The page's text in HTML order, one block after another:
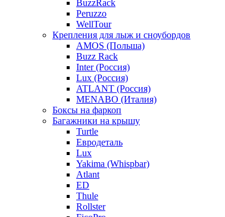
BuzzRack
Peruzzo
WellTour
Крепления для лыж и сноубордов
AMOS (Польша)
Buzz Rack
Inter (Россия)
Lux (Россия)
ATLANT (Россия)
MENABO (Италия)
Боксы на фаркоп
Багажники на крышу
Turtle
Евродеталь
Lux
Yakima (Whispbar)
Atlant
ED
Thule
Rollster